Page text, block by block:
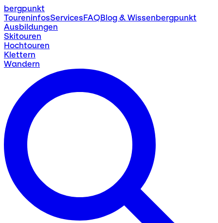
bergpunkt
ToureninfosServicesFAQBlog & Wissenbergpunkt
Ausbildungen
Skitouren
Hochtouren
Klettern
Wandern